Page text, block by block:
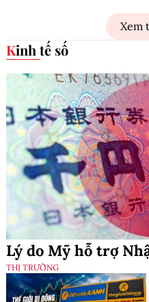
Xem
Kinh tế số
Lý do Mỹ hỗ trợ
THỊ TRƯỜNG